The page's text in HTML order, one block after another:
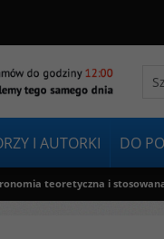
I AUTORKI DO
teoretyczna i